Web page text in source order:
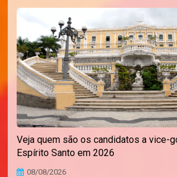
Veja quem são os candidatos a vice-
Espírito Santo em 2026
08/08/2026